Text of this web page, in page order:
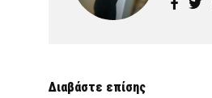
Διαβάστε επίσης